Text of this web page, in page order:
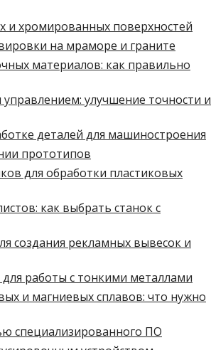
и хромированных поверхностей
на мраморе и граните
материалов: как правильно
улучшение точности и
деталей для машиностроения
прототипов
для обработки пластиковых
как выбрать станок с
создания рекламных вывесок и
работы с тонкими металлами
и магниевых сплавов: что нужно
специализированного ПО